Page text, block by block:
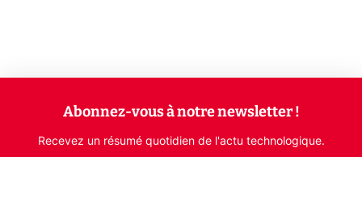
Abonnez-vous à notre newsletter !
Recevez un résumé quotidien de l'actu technologique.